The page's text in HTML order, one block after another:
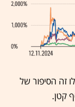
זה הסיפור של
קטן.